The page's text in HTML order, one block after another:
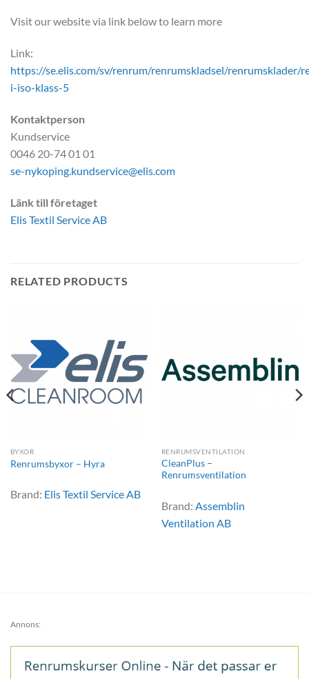
Visit our website via link below to learn more
Link:
https://se.elis.com/sv/renrum/renrumskladsel/renrumsklader/
i-iso-klass-5
Kontaktperson
Kundservice
0046 20-74 01 01
se-nykoping.kundservice@elis.com
Länk till företaget
Elis Textil Service AB
RELATED PRODUCTS
BYXOR
Renrumsbyxor – Hyra
Brand: Elis Textil Service AB
RENRUMSVENTILATION
CleanPlus –
Renrumsventilation
Brand: Assemblin
Ventilation AB
Annons: